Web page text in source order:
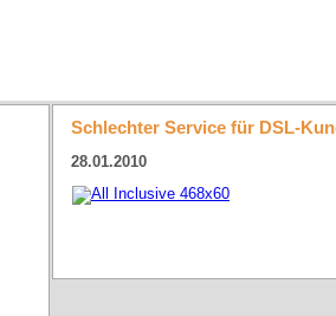
Schlechter Service für DSL-
28.01.2010